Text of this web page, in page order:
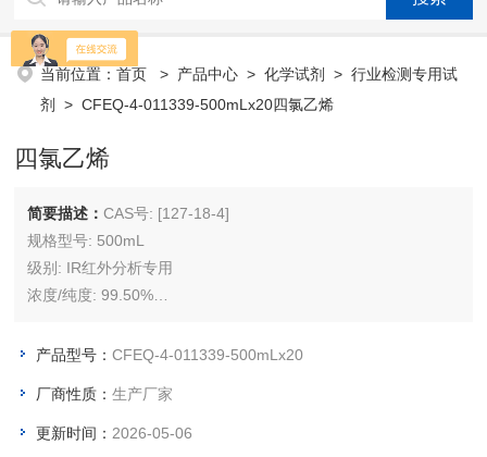
当前位置：首页 > 产品中心 >化学试剂 >行业检测专用试
剂
> CFEQ-4-011339-500mLx20四氯乙烯
四氯乙烯
简要描述：CAS号: [127-18-4]
规格型号: 500mL
级别: IR红外分析专用
浓度/纯度: 99.50%
产品型号：CFEQ-4-011339-500mLx20
厂商性质：生产厂家
更新时间： 2026-05-06